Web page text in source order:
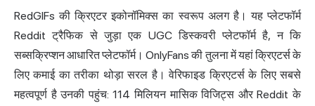
RedGIFs की क्रिएटर इकोनॉमिक्स का स्वरूप अलग है। यह प्लेटफॉर्म
Reddit ट्रैफिक से जुड़ा एक UGC डिस्कवरी प्लेटफॉर्म है, न कि
सब्सक्रिप्शन आधारित प्लेटफॉर्म। OnlyFans की तुलना में यहां क्रिएटर्स के
लिए कमाई का तरीका थोड़ा सरल है। वेरिफाइड क्रिएटर्स के लिए सबसे
महत्वपूर्ण है उनकी पहुंच: 114 मिलियन मासिक विजिट्स और Reddit के